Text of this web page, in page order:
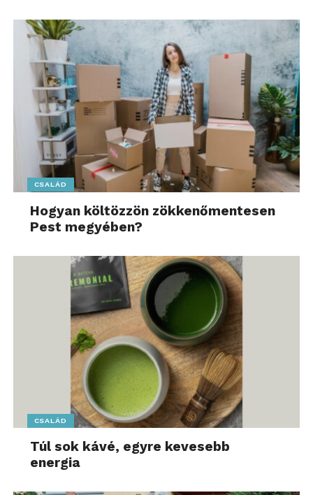
CSALÁD
Hogyan költözzön zökkenőmentesen
Pest megyében?
CSALÁD
Túl sok kávé, egyre kevesebb
energia